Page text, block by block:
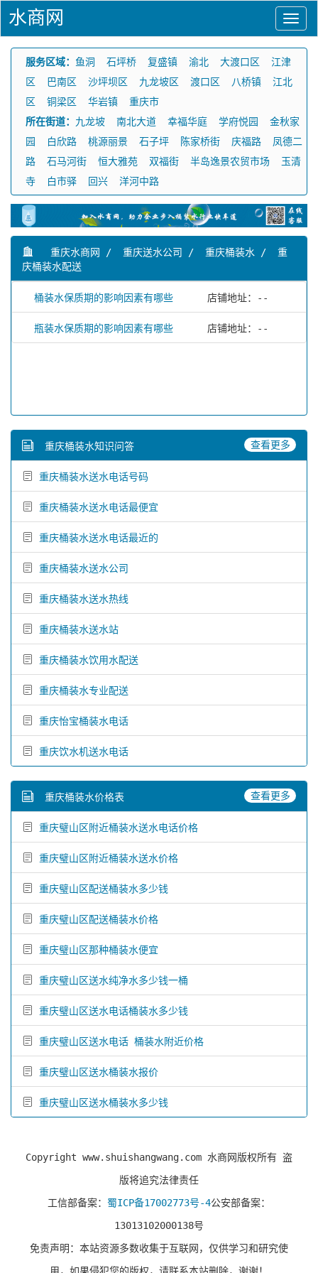
水商网
服务区域： 鱼洞 石坪桥 复盛镇 渝北 大渡口区
江津
区
巴南区 沙坪坝区 九龙坡区 渡口区 八桥镇
江北
区
铜梁区 华岩镇
重庆市
所在街道： 九龙坡 南北大道 幸福华庭 学府悦园
金秋家
园
白欣路 桃源丽景 石子坪 陈家桥街 庆福路
凤德二
路
石马河街 恒大雅苑 双福街 半岛逸景农贸市场
玉清
寺
白市驿 回兴 洋河中路
重庆水商网 / 重庆送水公司 / 重庆桶装水 / 重
庆桶装水配送
桶装水保质期的影响因素有哪些 店铺地址：--
瓶装水保质期的影响因素有哪些 店铺地址：--
重庆桶装水知识问答 查看更多
重庆桶装水送水电话号码
重庆桶装水送水电话最便宜
重庆桶装水送水电话最近的
重庆桶装水送水公司
重庆桶装水送水热线
重庆桶装水送水站
重庆桶装水饮用水配送
重庆桶装水专业配送
重庆怡宝桶装水电话
重庆饮水机送水电话
重庆桶装水价格表 查看更多
重庆璧山区附近桶装水送水电话价格
重庆璧山区附近桶装水送水价格
重庆璧山区配送桶装水多少钱
重庆璧山区配送桶装水价格
重庆璧山区那种桶装水便宜
重庆璧山区送水纯净水多少钱一桶
重庆璧山区送水电话桶装水多少钱
重庆璧山区送水电话 桶装水附近价格
重庆璧山区送水桶装水报价
重庆璧山区送水桶装水多少钱
Copyright www.shuishangwang.com 水商网版权所有 盗
版将追究法律责任
工信部备案： 蜀ICP备17002773号-4公安部备案：
13013102000138号
免责声明：本站资源多数收集于互联网，仅供学习和研究使